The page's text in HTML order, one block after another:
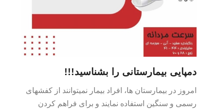
دمپایی بیمارستانی را بشناسید!!!
امروز در بیمارستان ها، افراد بیمار نمیتوانند از کفشهای
رسمی و سنگین استفاده نمایند و برای فراهم کردن